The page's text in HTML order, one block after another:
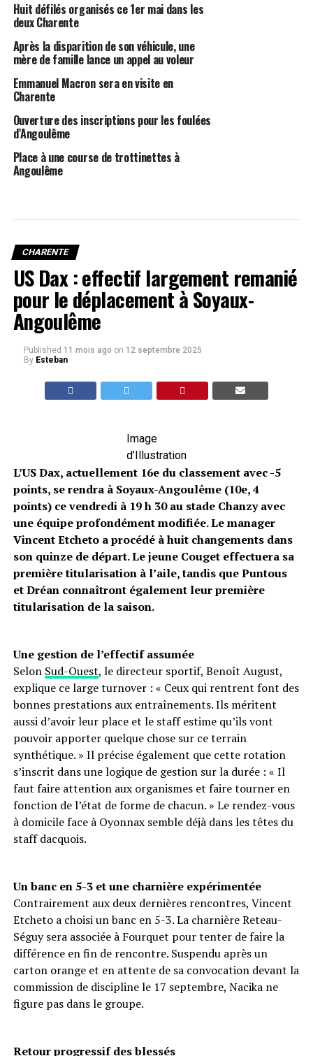
Huit défilés organisés ce 1er mai dans les
deux Charente
Après la disparition de son véhicule, une
mère de famille lance un appel au voleur
Emmanuel Macron sera en visite en
Charente
Ouverture des inscriptions pour les foulées
d’Angoulême
Place à une course de trottinettes à
Angoulême
CHARENTE
US Dax : effectif largement remanié
pour le déplacement à Soyaux-
Angoulême
Published 11 mois ago on 12 septembre 2025
By Esteban
Image
d’Illustration
L’US Dax, actuellement 16e du classement avec -5
points, se rendra à Soyaux-Angoulême (10e, 4
points) ce vendredi à 19 h 30 au stade Chanzy avec
une équipe profondément modifiée. Le manager
Vincent Etcheto a procédé à huit changements dans
son quinze de départ. Le jeune Couget effectuera sa
première titularisation à l’aile, tandis que Puntous
et Dréan connaîtront également leur première
titularisation de la saison.
Une gestion de l’effectif assumée
Selon Sud-Ouest, le directeur sportif, Benoît August,
explique ce large turnover : « Ceux qui rentrent font des
bonnes prestations aux entraînements. Ils méritent
aussi d’avoir leur place et le staff estime qu’ils vont
pouvoir apporter quelque chose sur ce terrain
synthétique. » Il précise également que cette rotation
s’inscrit dans une logique de gestion sur la durée : « Il
faut faire attention aux organismes et faire tourner en
fonction de l’état de forme de chacun. » Le rendez-vous
à domicile face à Oyonnax semble déjà dans les têtes du
staff dacquois.
Un banc en 5-3 et une charnière expérimentée
Contrairement aux deux dernières rencontres, Vincent
Etcheto a choisi un banc en 5-3. La charnière Reteau-
Séguy sera associée à Fourquet pour tenter de faire la
différence en fin de rencontre. Suspendu après un
carton orange et en attente de sa convocation devant la
commission de discipline le 17 septembre, Nacika ne
figure pas dans le groupe.
Retour progressif des blessés